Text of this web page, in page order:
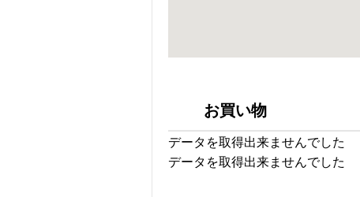
お買い物
データを取得出来ませんでした
データを取得出来ませんでした